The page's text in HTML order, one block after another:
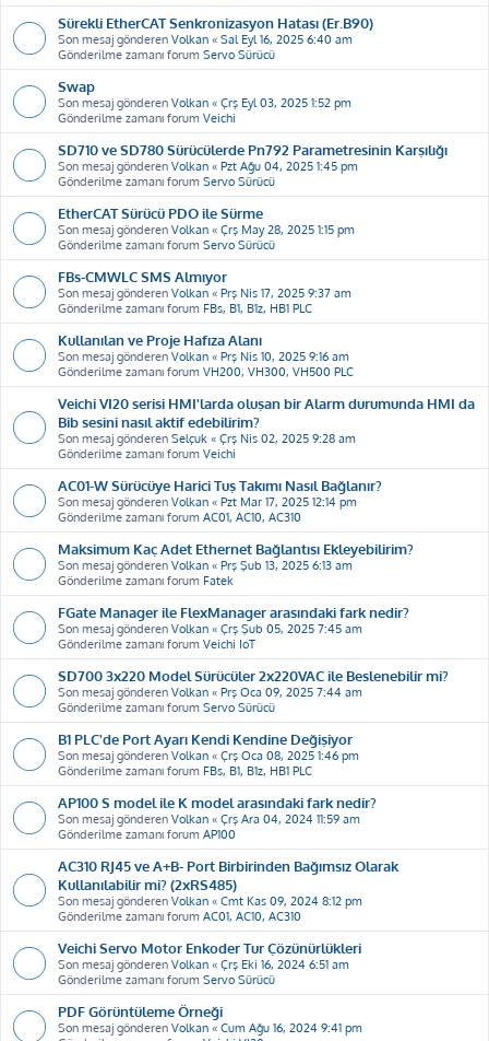
Sürekli EtherCAT Senkronizasyon Hatası (Er.B90)
Son mesaj gönderen Volkan « Sal Eyl 16, 2025 6:40 am
Gönderilme zamanı forum Servo Sürücü
Swap
Son mesaj gönderen Volkan « Çrş Eyl 03, 2025 1:52 pm
Gönderilme zamanı forum Veichi
SD710 ve SD780 Sürücülerde Pn792 Parametresinin Karşılığı
Son mesaj gönderen Volkan « Pzt Ağu 04, 2025 1:45 pm
Gönderilme zamanı forum Servo Sürücü
EtherCAT Sürücü PDO ile Sürme
Son mesaj gönderen Volkan « Çrş May 28, 2025 1:15 pm
Gönderilme zamanı forum Servo Sürücü
FBs-CMWLC SMS Almıyor
Son mesaj gönderen Volkan « Prş Nis 17, 2025 9:37 am
Gönderilme zamanı forum FBs, B1, B1z, HB1 PLC
Kullanılan ve Proje Hafıza Alanı
Son mesaj gönderen Volkan « Prş Nis 10, 2025 9:16 am
Gönderilme zamanı forum VH200, VH300, VH500 PLC
Veichi VI20 serisi HMI'larda oluşan bir Alarm durumunda HMI da
Bib sesini nasıl aktif edebilirim?
Son mesaj gönderen Selçuk « Çrş Nis 02, 2025 9:28 am
Gönderilme zamanı forum Veichi
AC01-W Sürücüye Harici Tuş Takımı Nasıl Bağlanır?
Son mesaj gönderen Volkan « Pzt Mar 17, 2025 12:14 pm
Gönderilme zamanı forum AC01, AC10, AC310
Maksimum Kaç Adet Ethernet Bağlantısı Ekleyebilirim?
Son mesaj gönderen Volkan « Prş Şub 13, 2025 6:13 am
Gönderilme zamanı forum Fatek
FGate Manager ile FlexManager arasındaki fark nedir?
Son mesaj gönderen Volkan « Çrş Şub 05, 2025 7:45 am
Gönderilme zamanı forum Veichi IoT
SD700 3x220 Model Sürücüler 2x220VAC ile Beslenebilir mi?
Son mesaj gönderen Volkan « Prş Oca 09, 2025 7:44 am
Gönderilme zamanı forum Servo Sürücü
B1 PLC'de Port Ayarı Kendi Kendine Değişiyor
Son mesaj gönderen Volkan « Çrş Oca 08, 2025 1:46 pm
Gönderilme zamanı forum FBs, B1, B1z, HB1 PLC
AP100 S model ile K model arasındaki fark nedir?
Son mesaj gönderen Volkan « Çrş Ara 04, 2024 11:59 am
Gönderilme zamanı forum AP100
AC310 RJ45 ve A+B- Port Birbirinden Bağımsız Olarak
Kullanılabilir mi? (2xRS485)
Son mesaj gönderen Volkan « Cmt Kas 09, 2024 8:12 pm
Gönderilme zamanı forum AC01, AC10, AC310
Veichi Servo Motor Enkoder Tur Çözünürlükleri
Son mesaj gönderen Volkan « Çrş Eki 16, 2024 6:51 am
Gönderilme zamanı forum Servo Sürücü
PDF Görüntüleme Örneği
Son mesaj gönderen Volkan « Cum Ağu 16, 2024 9:41 pm